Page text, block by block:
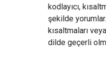
kodlayıcı,
şekilde
kısaltmaları
dilde geçerli